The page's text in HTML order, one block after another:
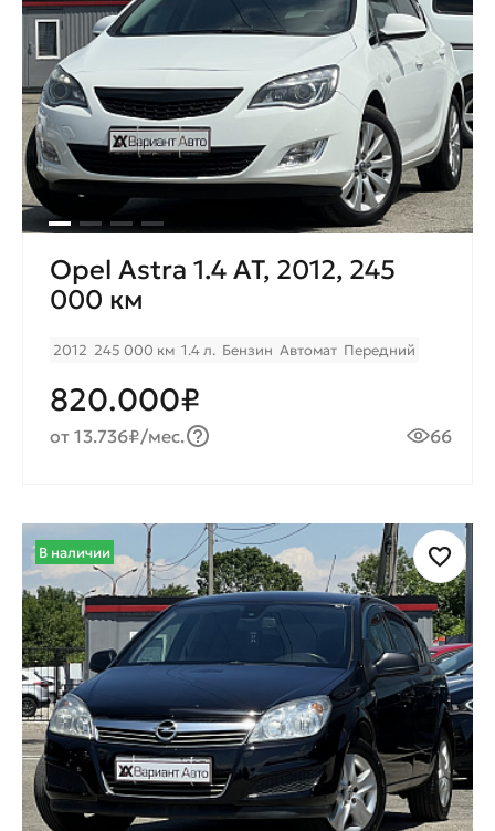
Opel Astra 1.4 AT, 2012, 245
000 км
2012 245 000 км 1.4 л. Бензин Автомат Передний
820.000₽
от 13.736₽/мес. 66
В наличии